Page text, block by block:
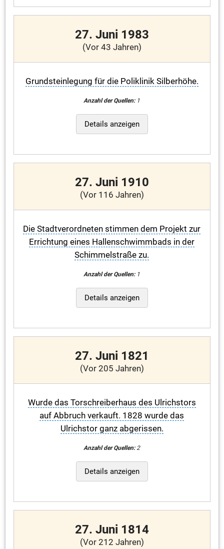
27. Juni 1983
(Vor 43 Jahren)
Grundsteinlegung für die Poliklinik Silberhöhe.
Anzahl der Quellen:1
Details anzeigen
27. Juni 1910
(Vor 116 Jahren)
Die Stadtverordneten stimmen dem Projekt zur
Errichtung eines Hallenschwimmbads in der
Schimmelstraße zu.
Anzahl der Quellen:1
Details anzeigen
27. Juni 1821
(Vor 205 Jahren)
Wurde das Torschreiberhaus des Ulrichstors
auf Abbruch verkauft. 1828 wurde das
Ulrichstor ganz abgerissen.
Anzahl der Quellen:2
Details anzeigen
27. Juni 1814
(Vor 212 Jahren)